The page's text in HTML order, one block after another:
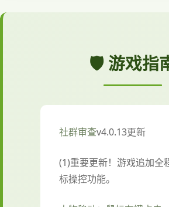
🛡️ 游戏指
社群审查v4.0.13更新
(1)重要更新！游戏追加全
标操控功能。